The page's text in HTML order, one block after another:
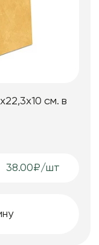
см. в
38.00₽/шт